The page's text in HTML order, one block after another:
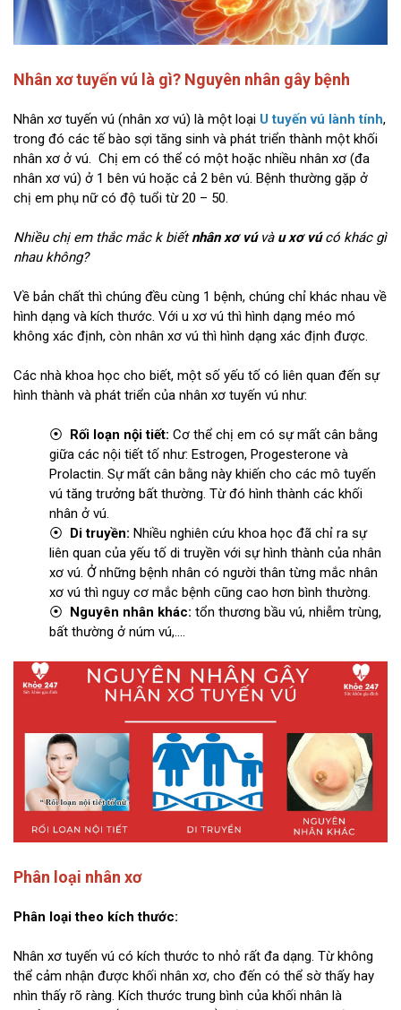
Nhân xơ tuyến vú là gì? Nguyên nhân gây bệnh
Nhân xơ tuyến vú (nhân xơ vú) là một loại U tuyến vú lành tính,
trong đó các tế bào sợi tăng sinh và phát triển thành một khối
nhân xơ ở vú. Chị em có thể có một hoặc nhiều nhân xơ (đa
nhân xơ vú) ở 1 bên vú hoặc cả 2 bên vú. Bệnh thường gặp ở
chị em phụ nữ có độ tuổi từ 20 – 50.
Nhiều chị em thắc mắc k biếtnhân xơ vúvà u xơ vúcó khác gì
nhau không?
Về bản chất thì chúng đều cùng 1 bệnh, chúng chỉ khác nhau về
hình dạng và kích thước. Với u xơ vú thì hình dạng méo mó
không xác định, còn nhân xơ vú thì hình dạng xác định được.
Các nhà khoa học cho biết, một số yếu tố có liên quan đến sự
hình thành và phát triển của nhân xơ tuyến vú như:
⦿ Rối loạn nội tiết: Cơ thể chị em có sự mất cân bằng
giữa các nội tiết tố như: Estrogen, Progesterone và
Prolactin. Sự mất cân bằng này khiến cho các mô tuyến
vú tăng trưởng bất thường. Từ đó hình thành các khối
nhân ở vú.
⦿ Di truyền: Nhiều nghiên cứu khoa học đã chỉ ra sự
liên quan của yếu tố di truyền với sự hình thành của nhân
xơ vú. Ở những bệnh nhân có người thân từng mắc nhân
xơ vú thì nguy cơ mắc bệnh cũng cao hơn bình thường.
⦿ Nguyên nhân khác: tổn thương bầu vú, nhiễm trùng,
bất thường ở núm vú,….
Phân loại nhân xơ
Phân loại theo kích thước:
Nhân xơ tuyến vú có kích thước to nhỏ rất đa dạng. Từ không
thể cảm nhận được khối nhân xơ, cho đến có thể sờ thấy hay
nhìn thấy rõ ràng. Kích thước trung bình của khối nhân là